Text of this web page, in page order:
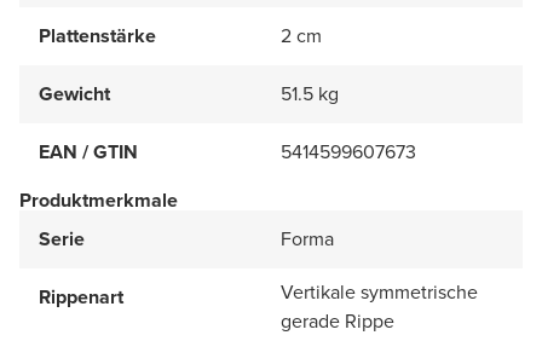
Plattenstärke 2 cm
Gewicht 51.5 kg
EAN / GTIN
5414599607673
Produktmerkmale
Serie
Forma
Rippenart
Vertikale symmetrische
gerade Rippe